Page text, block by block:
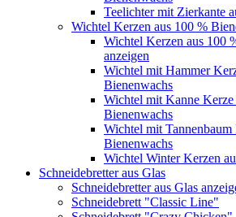
Teelichter mit Zierkante
Wichtel Kerzen aus 100 %
Wichtel Kerzen aus 100
anzeigen
Wichtel mit Hammer
Bienenwachs
Wichtel mit Kanne Kerze
Bienenwachs
Wichtel mit Tannenbaum
Bienenwachs
Wichtel Winter Kerzen
Schneidebretter aus Glas
Schneidebretter aus Glas
Schneidebrett "Classic Line"